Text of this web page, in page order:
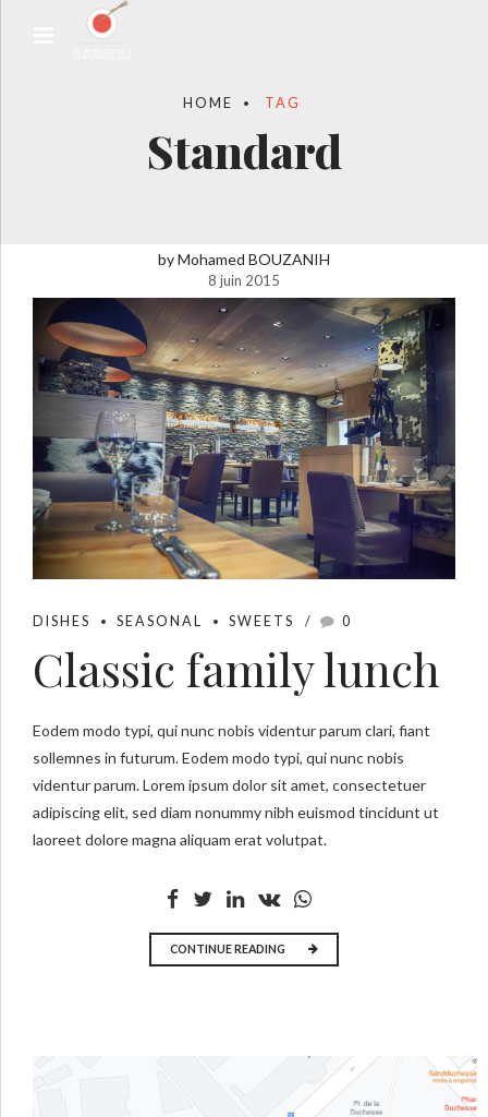
HOME TAG
Standard
by Mohamed BOUZANIH
8 juin 2015
DISHES SEASONAL SWEETS 0
Classic family lunch
Eodem modo typi, qui nunc nobis videntur parum clari, fiant
sollemnes in futurum. Eodem modo typi, qui nunc nobis
videntur parum. Lorem ipsum dolor sit amet, consectetuer
adipiscing elit, sed diam nonummy nibh euismod tincidunt ut
laoreet dolore magna aliquam erat volutpat.
CONTINUE READING